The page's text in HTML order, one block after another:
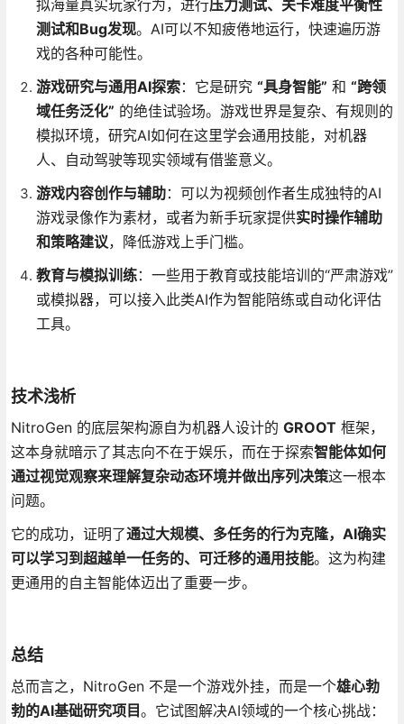
拟海量真实玩家行为，进行压力测试、关卡难度平衡性
测试和Bug发现。AI可以不知疲倦地运行，快速遍历游
戏的各种可能性。
游戏研究与通用AI探索：它是研究 “具身智能” 和 “跨领
域任务泛化” 的绝佳试验场。游戏世界是复杂、有规则的
模拟环境，研究AI如何在这里学会通用技能，对机器
人、自动驾驶等现实领域有借鉴意义。
游戏内容创作与辅助：可以为视频创作者生成独特的AI
游戏录像作为素材，或者为新手玩家提供实时操作辅助
和策略建议，降低游戏上手门槛。
教育与模拟训练：一些用于教育或技能培训的“严肃游戏”
或模拟器，可以接入此类AI作为智能陪练或自动化评估
工具。
技术浅析
NitroGen 的底层架构源自为机器人设计的 GROOT框架，
这本身就暗示了其志向不在于娱乐，而在于探索智能体如何
通过视觉观察来理解复杂动态环境并做出序列决策这一根本
问题。
它的成功，证明了通过大规模、多任务的行为克隆，AI确实
可以学习到超越单一任务的、可迁移的通用技能。这为构建
更通用的自主智能体迈出了重要一步。
总结
总而言之，NitroGen 不是一个游戏外挂，而是一个雄心勃
勃的AI基础研究项目。它试图解决AI领域的一个核心挑战：